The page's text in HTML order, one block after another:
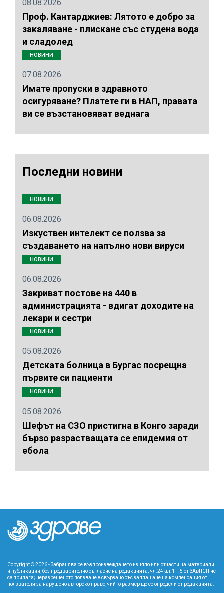
08.08.2026
Проф. Кантарджиев: Лятото е добро за
закаляване - плискане със студена вода
и сладолед
НОВИНИ
07.08.2026
Имате пропуски в здравното
осигуряване? Платете ги в НАП, правата
ви се възстановяват веднага
Последни новини
НОВИНИ
06.08.2026
Изкуствен интелект се ползва за
създаването на напълно нови вируси
НОВИНИ
06.08.2026
Закриват постове на 440 в
администрацията - вдигат доходите на
лекари и сестри
НОВИНИ
05.08.2026
Детската болница в Бургас посрещна
първите си пациенти
НОВИНИ
05.08.2026
Шефът на СЗО пристигна в Конго заради
бързо разрастващата се епидемия от
ебола
Copyright © 2026 - Забранява се възпроизвеждането изцяло или отчасти на материали
и публикации, без предварително съгласие на редакцията; чл.24 ал.1 т.5 от ЗАвПСП не
се прилага; неразрешеното ползване е свързано със заплащане на компенсация от
ползвателя за нарушено авторско право, чийто размер ще се определи от редакцията.